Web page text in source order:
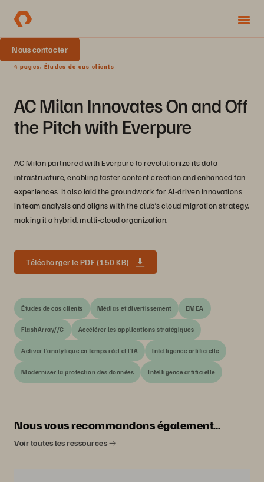
Nous contacter
4 pages, Études de cas clients
AC Milan Innovates On and Off
the Pitch with Everpure
AC Milan partnered with Everpure to revolutionize its data
infrastructure, enabling faster content creation and enhanced fan
experiences. It also laid the groundwork for AI-driven innovations
in team analysis and aligns with the club’s cloud migration strategy,
making it a hybrid, multi-cloud organization.
Télécharger le PDF (150 KB)
Études de cas clients Médias et divertissement EMEA
FlashArray//C Accélérer les applications stratégiques
Activer l’analytique en temps réel et l’IA Intelligence artificielle
Moderniser la protection des données Intelligence artificielle
Nous vous recommandons également…
Voir toutes les ressources